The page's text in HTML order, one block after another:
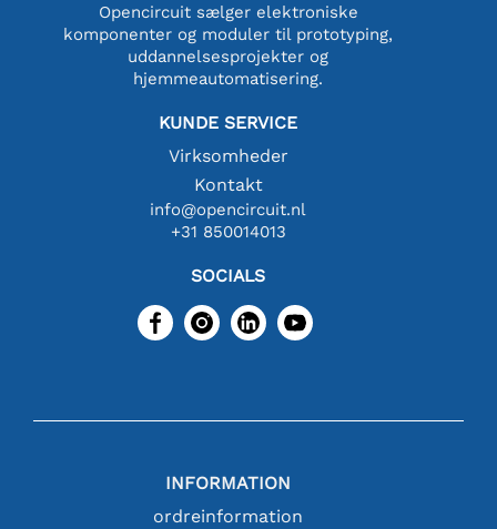
Opencircuit sælger elektroniske
komponenter og moduler til prototyping,
uddannelsesprojekter og
hjemmeautomatisering.
KUNDE SERVICE
Virksomheder
Kontakt
info@opencircuit.nl
+31 850014013
SOCIALS
INFORMATION
ordreinformation